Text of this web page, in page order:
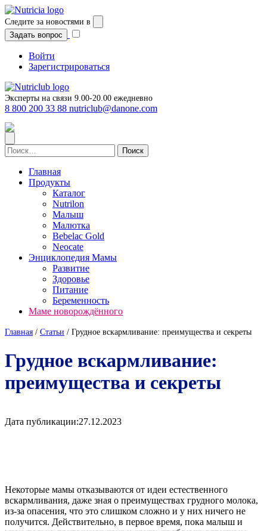
Перейти
к
содержимому
Следите за новостями в
Задать вопрос
Войти
Зарегистрироваться
Эксперты на связи 9.00-20.00 ежедневно
8 800 200 33 88 nutriclub@danone.com
Найти:
Главная
Продукты
Каталог
Nutrilon
Малыш
Малютка
Bebelac Gold
Neocate
Энциклопедия Мамы
Развитие
Здоровье
Питание
Беременность
Маме новорождённого
Главная / Cтатьи / Грудное вскармливание: преимущества и секреты
Грудное вскармливание:
преимущества и секреты
Дата публикации:27.12.2023
Некоторые мамы отказываются от идеи естественного
вскармливания, даже зная о преимуществах грудного молока,
из-за опасения, что это слишком сложно и у них ничего не
получится. Действительно, в первое время, пока малыш и